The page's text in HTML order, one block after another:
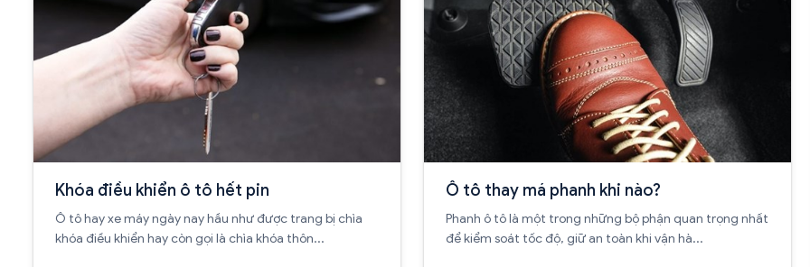
Khóa điều khiển ô tô hết pin
Ô tô hay xe máy ngày nay hầu như được trang bị chìa
khóa điều khiển hay còn gọi là chìa khóa thôn...
Ô tô thay má phanh khi nào?
Phanh ô tô là một trong những bộ phận quan trọng nhất
để kiểm soát tốc độ, giữ an toàn khi vận hà...